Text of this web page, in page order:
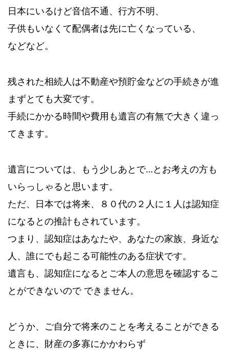
日本にいるけど音信不通、行方不明、
子供もいなくて配偶者は先に亡くなっている、
などなど。
残された相続人は不動産や預貯金などの手続きが進
まずとても大変です。
手続にかかる時間や費用も遺言の有無で大きく違っ
てきます。
遺言については、もう少しあとで…とお考えの方も
いらっしゃると思います。
ただ、日本では将来、８０代の２人に１人は認知症
になるとの推計もされています。
つまり、認知症はあなたや、あなたの家族、身近な
人、誰にでも起こる可能性のある症状です。
遺言も、認知症になるとご本人の意思を確認するこ
とができないので できません。
どうか、ご自分で将来のことを考えることができる
ときに、財産の多寡にかかわらず